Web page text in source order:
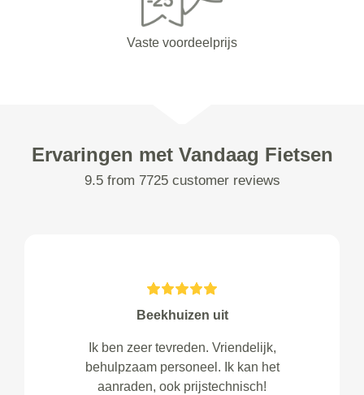
Vaste voordeelprijs
Ervaringen met Vandaag Fietsen
9.5 from 7725 customer reviews
Beekhuizen uit
Ik ben zeer tevreden. Vriendelijk,
behulpzaam personeel. Ik kan het
aanraden, ook prijstechnisch!